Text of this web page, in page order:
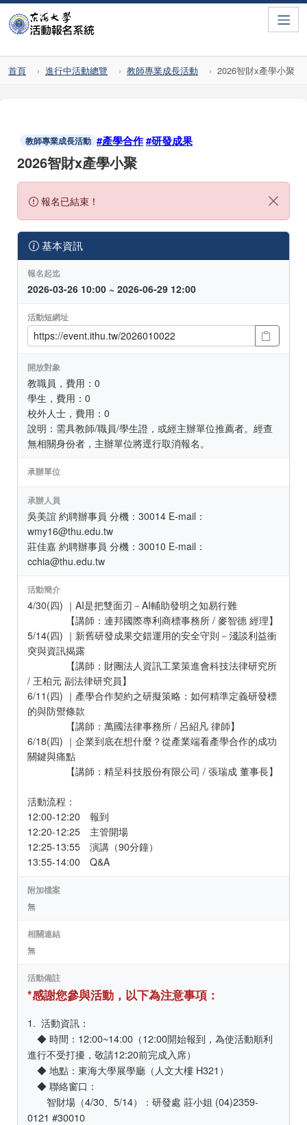
首頁 進行中活動總覽 教師專業成長活動 2026智財x產學小聚
教師專業成長活動 #產學合作#研發成果
2026智財x產學小聚
報名已結束！
基本資訊
報名起迄
2026-03-26 10:00 ~ 2026-06-29 12:00
活動短網址
開放對象
教職員，費用：0
學生，費用：0
校外人士，費用：0
說明：需具教師/職員/學生證，或經主辦單位推薦者。經查
無相關身份者，主辦單位將逕行取消報名。
承辦單位
承辦人員
吳美誼 約聘辦事員 分機：30014 E-mail：
wmy16@thu.edu.tw
莊佳嘉 約聘辦事員 分機：30010 E-mail：
cchia@thu.edu.tw
活動簡介
4/30(四) ｜AI是把雙面刃－AI輔助發明之知易行難
【講師：連邦國際專利商標事務所 / 麥智德 經理】
5/14(四) ｜新舊研發成果交錯運用的安全守則－淺談利益衝
突與資訊揭露
【講師：財團法人資訊工業策進會科技法律研究所
/ 王柏元 副法律研究員】
6/11(四) ｜產學合作契約之研擬策略：如何精準定義研發標
的與防禦條款
【講師：萬國法律事務所 / 呂紹凡 律師】
6/18(四) ｜企業到底在想什麼？從產業端看產學合作的成功
關鍵與痛點
【講師：精呈科技股份有限公司 / 張瑞成 董事長】
活動流程：
12:00-12:20 報到
12:20-12:25 主管開場
12:25-13:55 演講（90分鐘）
13:55-14:00 Q&A
附加檔案
無
相關連結
無
活動備註
*感謝您參與活動，以下為注意事項：
1. 活動資訊：
◆ 時間：12:00~14:00（12:00開始報到，為使活動順利
進行不受打擾，敬請12:20前完成入席）
◆ 地點：東海大學展學廳（人文大樓 H321）
◆ 聯絡窗口：
智財場（4/30、5/14）：研發處 莊小姐 (04)2359-
0121 #30010